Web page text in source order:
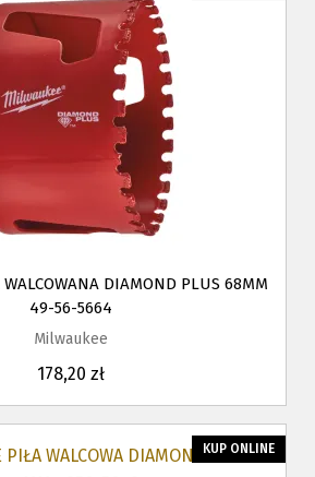
DIAMOND PLUS 68MM
49-56-5664
Milwaukee
178,20 zł
KUP ONLINE